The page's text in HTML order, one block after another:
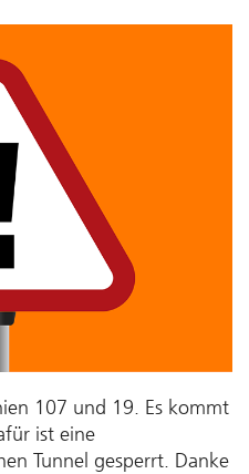
107 und 19. Es kommt
ist eine
Tunnel gesperrt. Danke